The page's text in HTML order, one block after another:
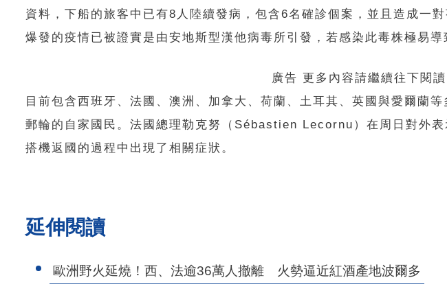
資料，下船的旅客中已有8人陸續發病，包含6名確診個案，並且造成一
爆發的疫情已被證實是由安地斯型漢他病毒所引發，若感染此毒株極易
廣告 更多內容請繼續往下閱讀
目前包含西班牙、法國、澳洲、加拿大、荷蘭、土耳其、英國與愛爾蘭
郵輪的自家國民。法國總理勒克努（Sébastien Lecornu）在周日對外
搭機返國的過程中出現了相關症狀。
延伸閱讀
歐洲野火延燒！西、法逾36萬人撤離 火勢逼近紅酒產地波爾多